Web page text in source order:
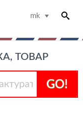
mk
ТОВАР
GO!